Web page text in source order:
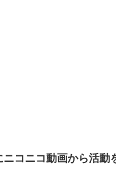
ニコニコ動画から活動